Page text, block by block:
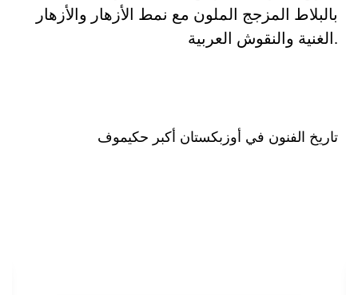
بالبلاط المزجج الملون مع نمط الأزهار والأزهار
الغنية والنقوش العربية.
تاريخ الفنون في أوزبكستان أكبر حكيموف